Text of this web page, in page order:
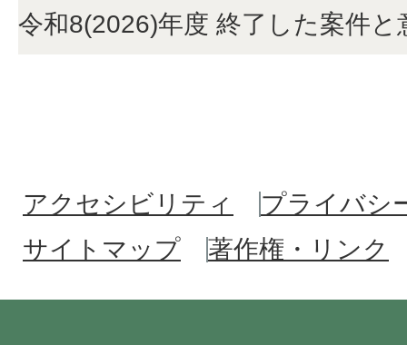
令和8(2026)年度 終了した案件と
アクセシビリティ
プライバシ
サイトマップ
著作権・リンク